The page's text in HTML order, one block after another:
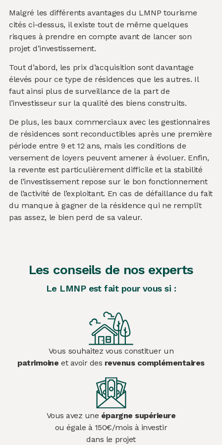
Malgré les différents avantages du LMNP tourisme
cités ci-dessus, il existe tout de même quelques
risques à prendre en compte avant de lancer son
projet d’investissement.
Tout d’abord, les prix d’acquisition sont davantage
élevés pour ce type de résidences que les autres. Il
faut ainsi plus de surveillance de la part de
l’investisseur sur la qualité des biens construits.
De plus, les baux commerciaux avec les gestionnaires
de résidences sont reconductibles après une première
période entre 9 et 12 ans, mais les conditions de
versement de loyers peuvent amener à évoluer. Enfin,
la revente est particulièrement difficile et la stabilité
de l’investissement repose sur le bon fonctionnement
de l’activité de l’exploitant. En cas de défaillance du fait
du manque à gagner de la résidence qui ne remplît
pas assez, le bien perd de sa valeur.
Les conseils de nos experts
Le LMNP est fait pour vous si :
Vous souhaitez vous constituer un
patrimoine et avoir des revenus complémentaires
Vous avez une épargne supérieure
ou égale à 150€/mois à investir
dans le projet